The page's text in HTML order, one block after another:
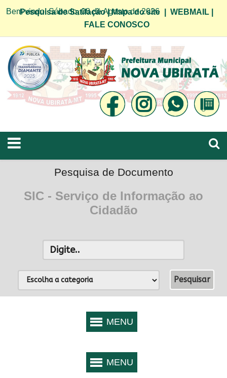
Bem vindo! Sábado, 08 de Agosto de 2026
Pesquisa de Satifação|Mapa do site WEBMAIL
FALE CONOSCO
Pesquisa de Documento
SIC - Serviço de Informação ao
Cidadão